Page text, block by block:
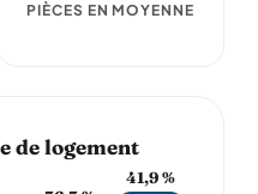
PIÈCES EN MOYENNE
de logement
41,9 %